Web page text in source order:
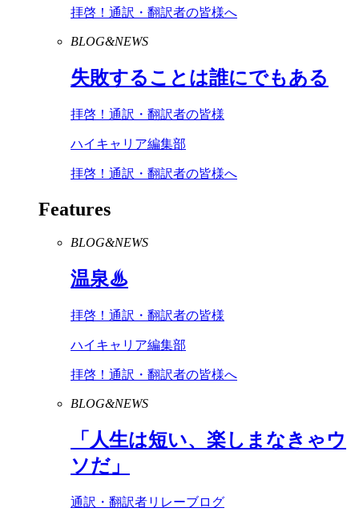
拝啓！通訳・翻訳者の皆様へ
BLOG&NEWS
失敗することは誰にでもある
拝啓！通訳・翻訳者の皆様
ハイキャリア編集部
拝啓！通訳・翻訳者の皆様へ
Features
BLOG&NEWS
温泉♨
拝啓！通訳・翻訳者の皆様
ハイキャリア編集部
拝啓！通訳・翻訳者の皆様へ
BLOG&NEWS
「人生は短い、楽しまなきゃウ
ソだ」
通訳・翻訳者リレーブログ